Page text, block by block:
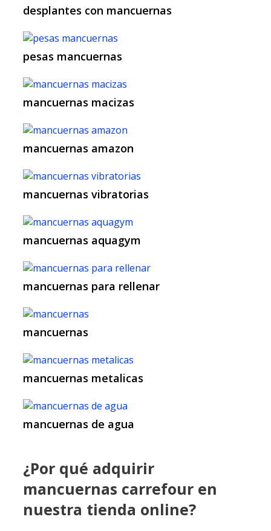
desplantes con mancuernas
pesas mancuernas
mancuernas macizas
mancuernas amazon
mancuernas vibratorias
mancuernas aquagym
mancuernas para rellenar
mancuernas
mancuernas metalicas
mancuernas de agua
¿Por qué adquirir
mancuernas carrefour en
nuestra tienda online?